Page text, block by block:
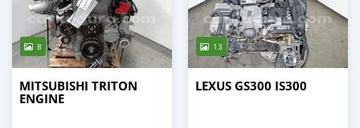
8
MITSUBISHI TRITON
ENGINE
13
LEXUS GS300 IS300